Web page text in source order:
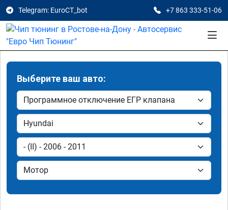
Telegram: EuroCT_bot +7 863 333-51-06
Выберите ваш авто: